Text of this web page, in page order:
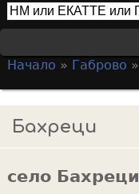
S
e
r
c
h
f
Т
ъ
с
и
o
u
r
Начало » Габрово »
Бахреци
село Бахреци